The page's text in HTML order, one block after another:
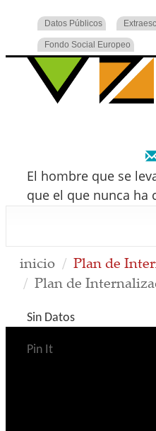
Datos Públicos
Fondo Social Europeo
El hombre que se
que el que nunca ha
inicio
Plan de
Plan de
Sin Datos
Pin It